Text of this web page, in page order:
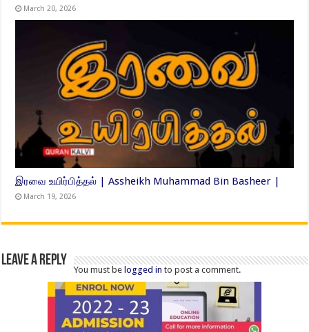
March 20, 2026
இரவை உயிர்பித்தல் | Assheikh Muhammad Bin Basheer |
March 19, 2026
Leave a Reply
You must belogged in to post a comment.